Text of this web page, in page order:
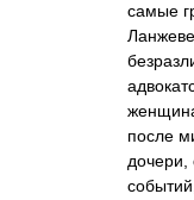
самые
после
дочери,